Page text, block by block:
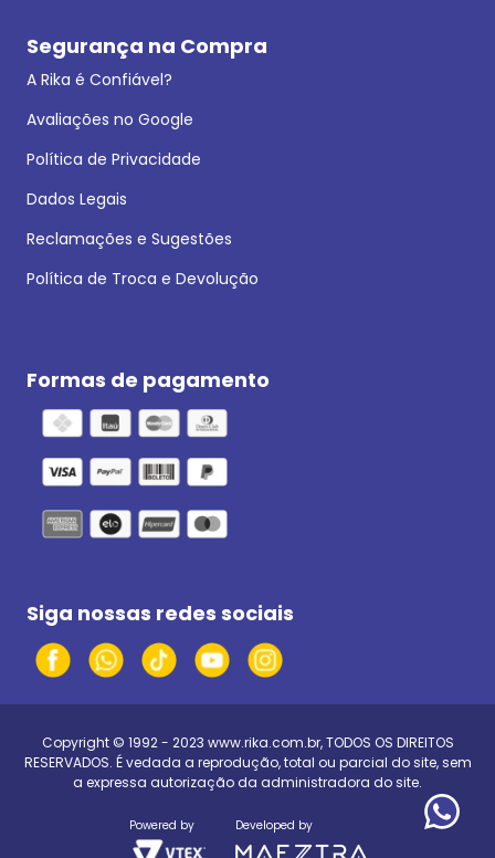
Segurança na Compra
A Rika é Confiável?
Avaliações no Google
Política de Privacidade
Dados Legais
Reclamações e Sugestões
Política de Troca e Devolução
Formas de pagamento
Siga nossas redes sociais
Copyright © 1992 - 2023 www.rika.com.br, TODOS OS DIREITOS
RESERVADOS. É vedada a reprodução, total ou parcial do site, sem
a expressa autorização da administradora do site.
Powered by Developed by